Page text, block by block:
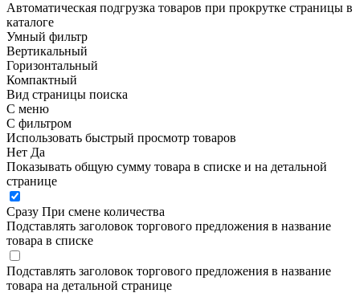
Автоматическая подгрузка товаров при прокрутке страницы в
каталоге
Умный фильтр
Вертикальный
Горизонтальный
Компактный
Вид страницы поиска
С меню
С фильтром
Использовать быстрый просмотр товаров
Нет Да
Показывать общую сумму товара в списке и на детальной
странице
Сразу При смене количества
Подставлять заголовок торгового предложения в название
товара в списке
Подставлять заголовок торгового предложения в название
товара на детальной странице